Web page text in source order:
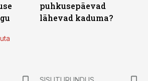
puhkusepäevad
lähevad kaduma?